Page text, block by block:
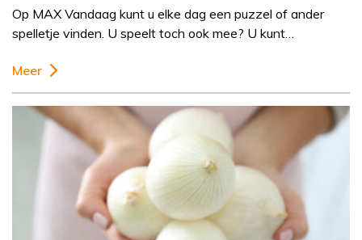
Op MAX Vandaag kunt u elke dag een puzzel of ander
spelletje vinden. U speelt toch ook mee? U kunt…
Meer